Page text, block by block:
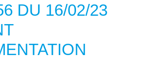
DU 16/02/23